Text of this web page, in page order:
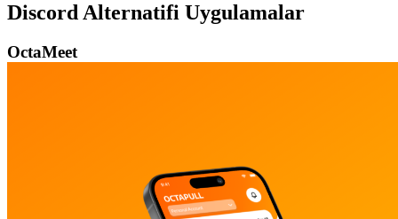
Discord Alternatifi Uygulamalar
OctaMeet